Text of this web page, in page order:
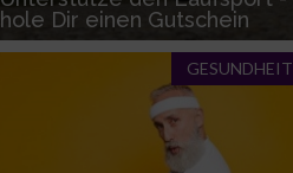
hole Dir einen Gutschein
GESUNDHEIT